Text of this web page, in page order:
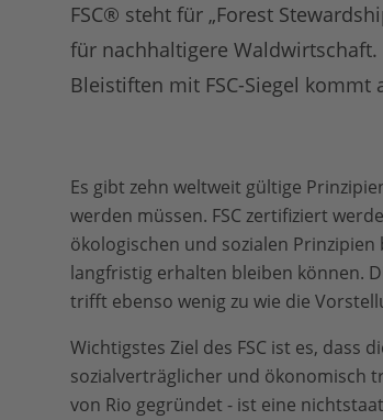
FSC® steht für „Forest
für nachhaltigere Waldwirtschaft.
Bleistiften mit FSC-Siegel
Es gibt zehn weltweit gültige
werden müssen. FSC zertifiziert
ökologischen und sozialen
langfristig erhalten bleiben können.
trifft ebenso wenig zu wie die
Wichtigstes Ziel des FSC ist es, dass
sozialverträglicher und ökonomisch
von Rio gegründet - ist eine